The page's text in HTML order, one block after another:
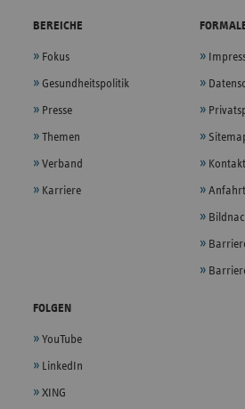
BEREICHE
Fokus
Gesundheitspolitik
Presse
Themen
Verband
Karriere
Kontakt
Anfahrt
FOLGEN
YouTube
LinkedIn
XING